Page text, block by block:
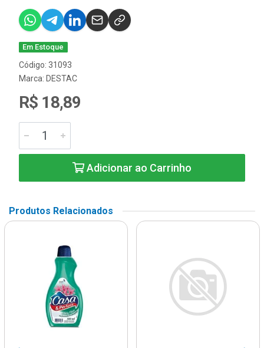
Em Estoque
Código: 31093
Marca: DESTAC
R$ 18,89
Adicionar ao Carrinho
Produtos Relacionados